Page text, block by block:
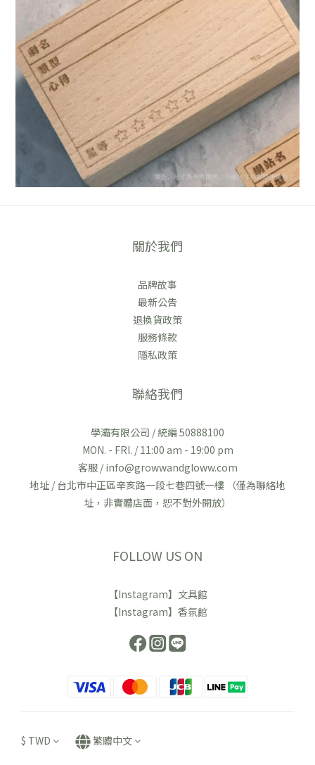
關於我們
品牌故事
最新公告
退換貨政策
服務條款
隱私政策
聯絡我們
學灞有限公司 / 統編 50888100
MON. - FRI. / 11:00 am - 19:00 pm
客服 / info@growwandgloww.com
地址 / 台北市中正區辛亥路一段七巷四號一樓 （僅為聯絡地
址，非實體店面，恕不對外開放）
FOLLOW US ON
【Instagram】文具館
【Instagram】香氛館
$ TWD 繁體中文